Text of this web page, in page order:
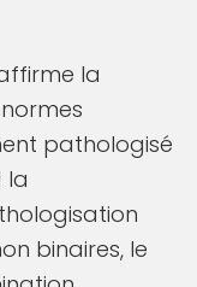
la
pathologisé
la
binaires, le